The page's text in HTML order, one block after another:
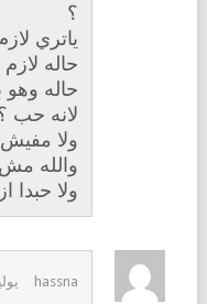
؟
ياتري
حاله
حاله وهو
لانه حب
ولا
والله
ولا حبدا
hassna يوليو